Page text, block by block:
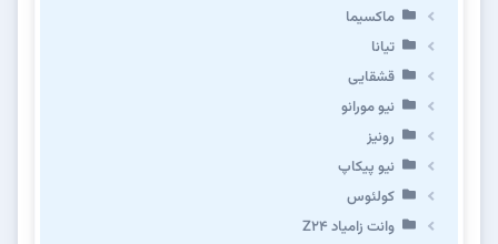
ماکسیما
تیانا
قشقایی
نیو مورانو
رونیز
نیو پیکاپ
كولئوس
وانت زامیاد Z24